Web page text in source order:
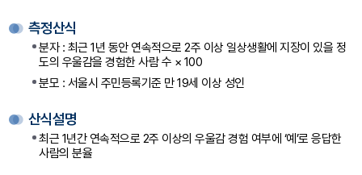
동측정산식
분자 : 최근 1년 동안 연속적으로 2주 이상 일상생활에 지장이 있을 정
도의 우울감을 경험한 사람 수 × 100
분모 : 서울시 주민등록기준 만 19세 이상 성인
산식설명
최근 1년간 연속적으로 2주 이상의 우울감 경험 여부에 ‘예’로 응답한
사람의 분율